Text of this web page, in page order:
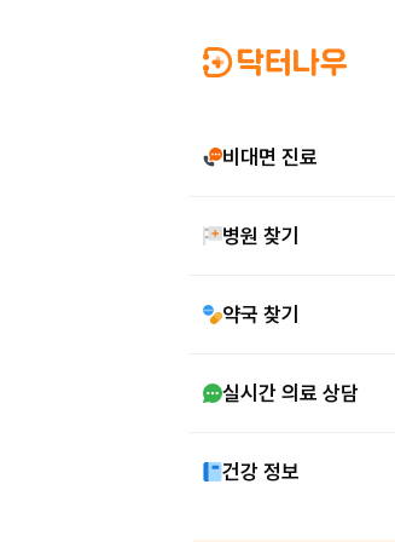
비대면 진료
병원 찾기
약국 찾기
실시간 의료 상담
건강 정보